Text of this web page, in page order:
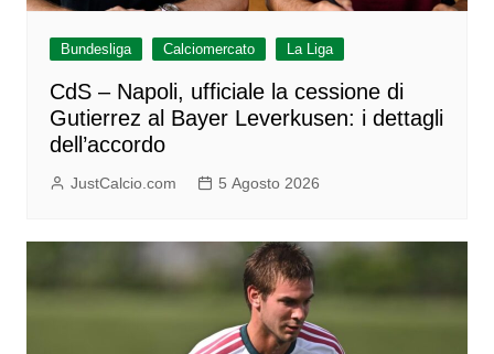
Bundesliga Calciomercato La Liga
CdS – Napoli, ufficiale la cessione di
Gutierrez al Bayer Leverkusen: i dettagli
dell’accordo
JustCalcio.com 5 Agosto 2026